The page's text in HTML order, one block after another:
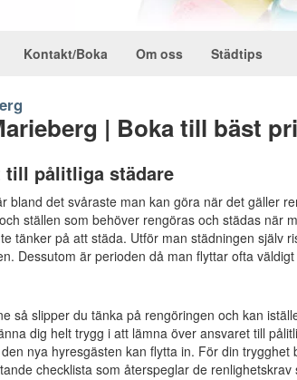
Kontakt/Boka Om oss Städtips
| Boka till bäst
till pålitliga städare
bland det svåraste man kan göra när det gäller
ställen som behöver rengöras och städas när
tänker på att städa. Utför man städningen själv
Dessutom är perioden då man flyttar ofta
så slipper du tänka på rengöringen och kan
dig helt trygg i att lämna över ansvaret till
nya hyresgästen kan flytta in. För din trygghet
checklista som återspeglar de